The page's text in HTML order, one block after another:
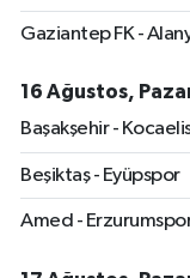
Gaziantep FK -
16 Ağustos,
Başakşehir -
Beşiktaş - Eyüpspor
Amed -